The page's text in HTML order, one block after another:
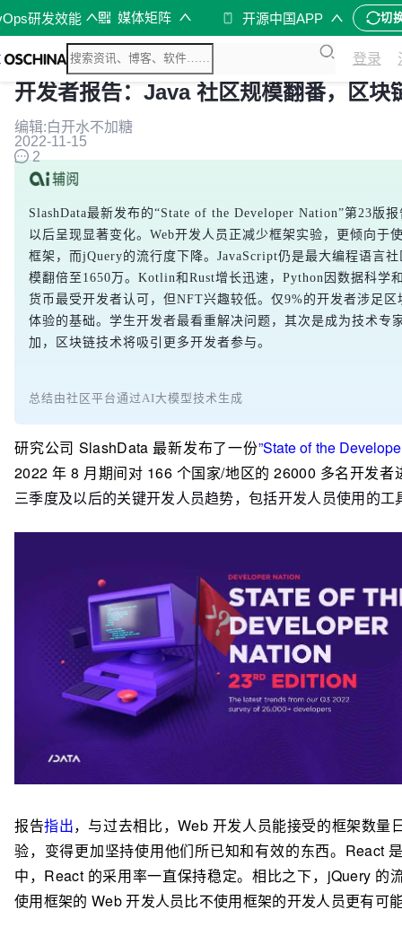
研发效能 媒体矩阵 开源中国APP 切
登录
开发者报告：Java 社区规模翻番，区块
编辑:白开水不加糖
2022-11-15
2
SlashData最新发布的“State of the Developer Nation”第23版
以后呈现显著变化。Web开发人员正减少框架实验，更倾向于
框架，而jQuery的流行度下降。JavaScript仍是最大编程语言
模翻倍至1650万。Kotlin和Rust增长迅速，Python因数据科学
货币最受开发者认可，但NFT兴趣较低。仅9%的开发者涉足
体验的基础。学生开发者最看重解决问题，其次是成为技术专
加，区块链技术将吸引更多开发者参与。
总结由社区平台通过AI大模型技术生成
研究公司 SlashData 最新发布了一份”State of the
2022 年 8 月期间对 166 个国家/地区的 26000 多名开发者
三季度及以后的关键开发人员趋势，包括开发人员使用的
报告指出，与过去相比，Web 开发人员能接受的框架数
验，变得更加坚持使用他们所已知和有效的东西。React
中，React 的采用率一直保持稳定。相比之下，jQuery 的
使用框架的 Web 开发人员比不使用框架的开发人员更有可